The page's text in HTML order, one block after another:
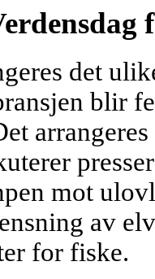
det
blir
mot
av
for fiske.